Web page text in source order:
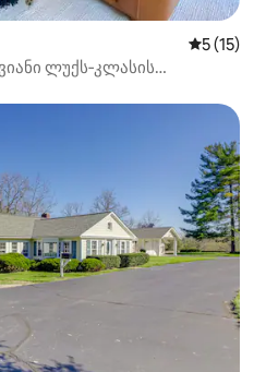
საშუალო
5 (15)
ლუქს‑კლასის